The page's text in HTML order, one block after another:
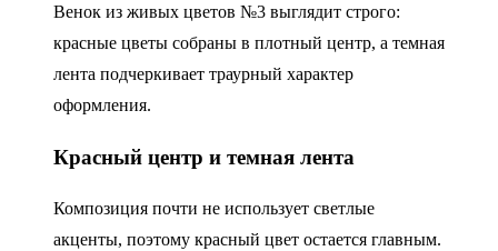
Венок из живых цветов №3 выглядит строго:
красные цветы собраны в плотный центр, а темная
лента подчеркивает траурный характер
оформления.
Красный центр и темная лента
Композиция почти не использует светлые
акценты, поэтому красный цвет остается главным.